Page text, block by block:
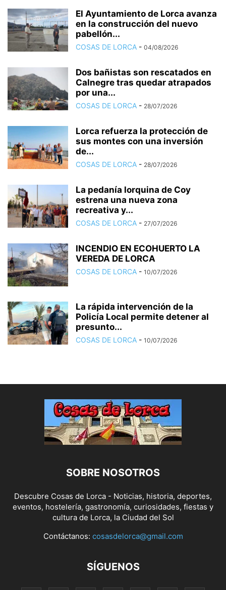
El Ayuntamiento de Lorca avanza
en la construcción del nuevo
pabellón...
COSAS DE LORCA - 04/08/2026
Dos bañistas son rescatados en
Calnegre tras quedar atrapados
por una...
COSAS DE LORCA - 28/07/2026
Lorca refuerza la protección de
sus montes con una inversión
de...
COSAS DE LORCA - 28/07/2026
La pedanía lorquina de Coy
estrena una nueva zona
recreativa y...
COSAS DE LORCA - 27/07/2026
INCENDIO EN ECOHUERTO LA
VEREDA DE LORCA
COSAS DE LORCA - 10/07/2026
La rápida intervención de la
Policía Local permite detener al
presunto...
COSAS DE LORCA - 10/07/2026
SOBRE NOSOTROS
Descubre Cosas de Lorca - Noticias, historia, deportes,
eventos, hostelería, gastronomía, curiosidades, fiestas y
cultura de Lorca, la Ciudad del Sol
Contáctanos: cosasdelorca@gmail.com
SÍGUENOS